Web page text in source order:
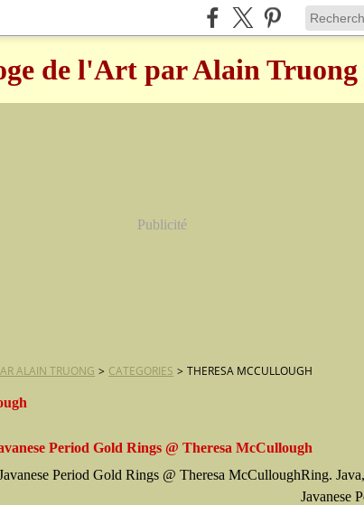
de l'Art par Alain Truong
Publicité
ALAIN TRUONG > CATEGORIES > THERESA MCCULLOUGH
Period Gold Rings @ Theresa McCullough
Ring.
Javanese